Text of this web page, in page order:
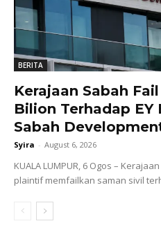
BERITA
Kerajaan Sabah
Bilion Terhadap
Sabah
Syira - August 6, 2026
KUALA LUMPUR, 6 Ogos –
plaintif memfailkan saman sivil